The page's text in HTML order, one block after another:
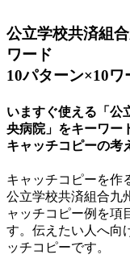
公立学校共済組
ワード
10パターン×10ワ
いますぐ使える「公
央病院」をキーワー
キャッチコピーの考
キャッチコピーを作
公立学校共済組合九
ャッチコピー例を項
す。伝えたい人へ向
ッチコピーです。